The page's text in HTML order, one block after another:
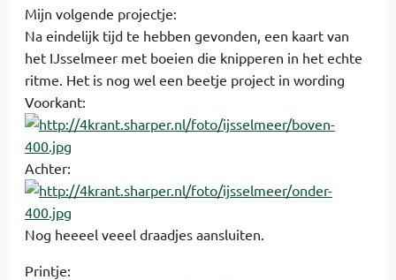
Mijn volgende projectje:
Na eindelijk tijd te hebben gevonden, een kaart van
het IJsselmeer met boeien die knipperen in het echte
ritme. Het is nog wel een beetje project in wording
Voorkant:
Achter:
Nog heeeel veeel draadjes aansluiten.
Printje: